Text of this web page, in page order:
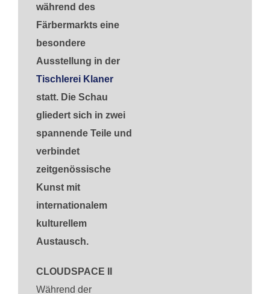
während des
Färbermarkts eine
besondere
Ausstellung in der
Tischlerei Klaner
statt. Die Schau
gliedert sich in zwei
spannende Teile und
verbindet
zeitgenössische
Kunst mit
internationalem
kulturellem
Austausch.
CLOUDSPACE II
Während der